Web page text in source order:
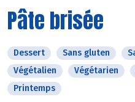
Pâte brisée
Dessert Sans gluten
Végétalien
Végétarien
Printemps